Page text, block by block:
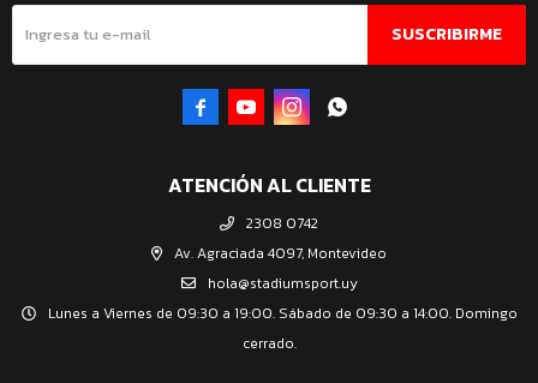
ATENCIÓN AL CLIENTE
2308 0742
Av. Agraciada 4097, Montevideo
hola@stadiumsport.uy
Lunes a Viernes de 09:30 a 19:00. Sábado de 09:30 a 14:00. Domingo
cerrado.
SUSCRIBIRME
   